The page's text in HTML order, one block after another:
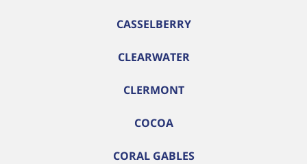
CASSELBERRY
CLEARWATER
CLERMONT
COCOA
CORAL GABLES